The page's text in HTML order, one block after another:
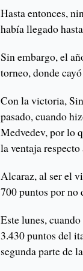
Hasta entonces,
había llegado
Sin embargo, el
torneo, donde
Con la victoria,
pasado, cuando
Medvedev, por lo
la ventaja
Alcaraz, al ser el
700 puntos por no
Este lunes,
3.430 puntos del
segunda parte de